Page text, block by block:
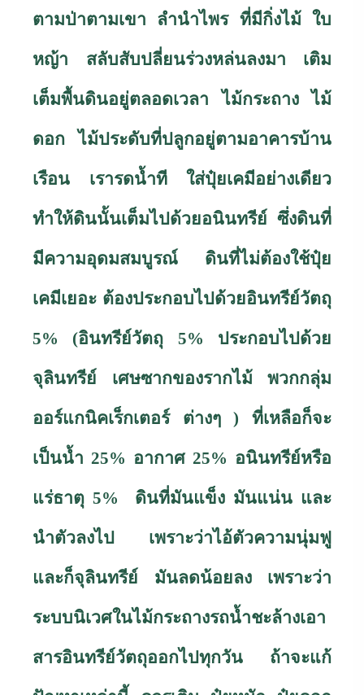
ตามป่าตามเขา ลำนำไพร ที่มีกิ่งไม้ ใบ
หญ้า สลับสับปลี่ยนร่วงหล่นลงมา เติม
เต็มพื้นดินอยู่ตลอดเวลา ไม้กระถาง ไม้
ดอก ไม้ประดับที่ปลูกอยู่ตามอาคารบ้าน
เรือน เรารดน้ำที ใส่ปุ๋ยเคมีอย่างเดียว
ทำให้ดินนั้นเต็มไปด้วยอนินทรีย์ ซึ่งดินที่
มีความอุดมสมบูรณ์ ดินที่ไม่ต้องใช้ปุ๋ย
เคมีเยอะ ต้องประกอบไปด้วยอินทรีย์วัตถุ
5% (อินทรีย์วัตถุ 5% ประกอบไปด้วย
จุลินทรีย์ เศษซากของรากไม้ พวกกลุ่ม
ออร์แกนิคเร็กเตอร์ ต่างๆ ) ที่เหลือก็จะ
เป็นน้ำ 25% อากาศ 25% อนินทรีย์หรือ
แร่ธาตุ 5% ดินที่มันแข็ง มันแน่น และ
นำตัวลงไป เพราะว่าไอ้ตัวความนุ่มฟู
และก็จุลินทรีย์ มันลดน้อยลง เพราะว่า
ระบบนิเวศในไม้กระถางรถน้ำชะล้างเอา
สารอินทรีย์วัตถุออกไปทุกวัน ถ้าจะแก้